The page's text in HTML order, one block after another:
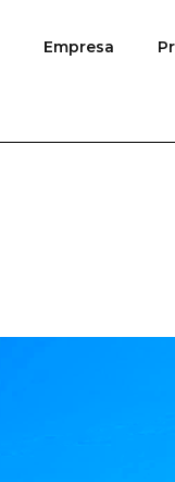
Empresa